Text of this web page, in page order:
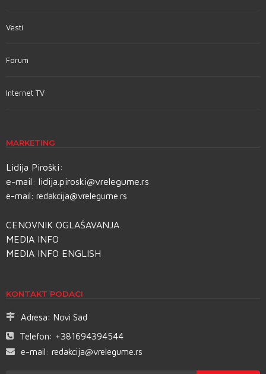
Vesti
Forum
Internet TV
MARKETING
Lidija Piroški:
e-mail: lidija.piroski@vrelegume.rs
e-mail: redakcija@vrelegume.rs
CENOVNIK OGLAŠAVANJA
MEDIA INFO
MEDIA INFO ENGLISH
KONTAKT PODACI
Adresa: Novi Sad
Telefon: +381694394544
e-mail: redakcija@vrelegume.rs